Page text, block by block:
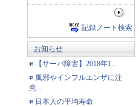
記録ノート検索
お知らせ
【サーバ障害】2018年1...
風邪やインフルエンザに注
意...
日本人の平均寿命